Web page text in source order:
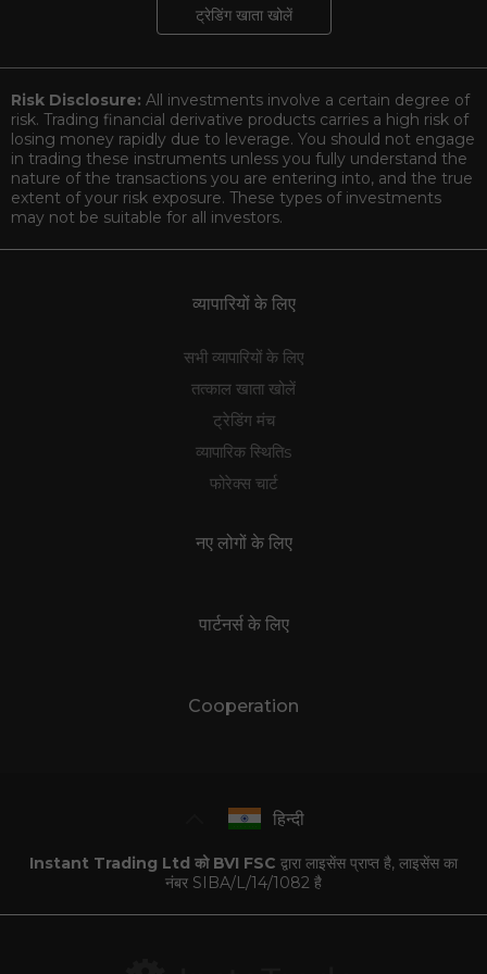
ट्रेडिंग खाता खोलें
Risk Disclosure: All investments involve a certain degree of
risk. Trading financial derivative products carries a high risk of
losing money rapidly due to leverage. You should not engage
in trading these instruments unless you fully understand the
nature of the transactions you are entering into, and the true
extent of your risk exposure. These types of investments
may not be suitable for all investors.
व्यापारियों के लिए
सभी व्यापारियों के लिए
तत्काल खाता खोलें
ट्रेडिंग मंच
व्यापारिक स्थितिs
फोरेक्स चार्ट
नए लोगों के लिए
पार्टनर्स के लिए
Cooperation
हिन्दी
Instant Trading Ltd को BVI FSC द्वारा लाइसेंस प्राप्त है, लाइसेंस का
नंबर SIBA/L/14/1082 है